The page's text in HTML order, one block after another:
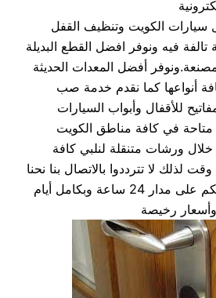
سيارات الكويت وتنظيف القفل
فيه ونوفر افضل القطع البديلة
أفضل المعدات الحديثة
أنواعها كما نقدم خدمة صب
للأقفال وأبواب السيارات
متاحة في كافة مناطق الكويت
ورشات متنقلة لنلبي كافة
لذلك لا تترددوا بالاتصال بنا نحنا
مستعدون لتلبيتكم على مدار 24 ساعة وبكامل أيام
رخيصة